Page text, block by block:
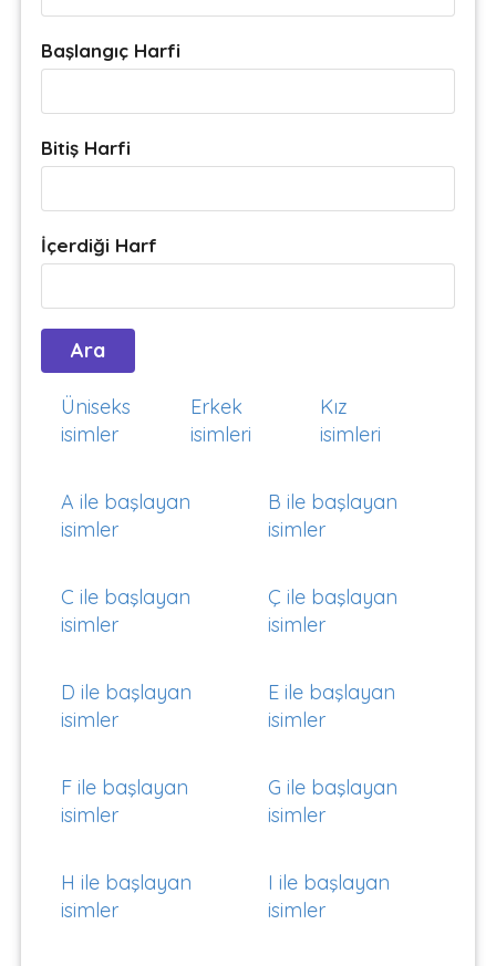
Başlangıç Harfi
Bitiş Harfi
İçerdiği Harf
Üniseks
isimler
Erkek
isimleri
Kız
isimleri
A ile başlayan
isimler
B ile başlayan
isimler
C ile başlayan
isimler
Ç ile başlayan
isimler
D ile başlayan
isimler
E ile başlayan
isimler
F ile başlayan
isimler
G ile başlayan
isimler
H ile başlayan
isimler
I ile başlayan
isimler